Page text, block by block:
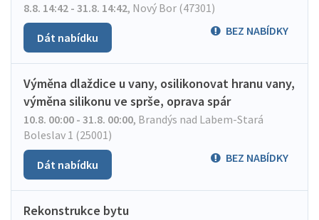
8.8. 14:42 - 31.8. 14:42, Nový Bor (47301)
BEZ NABÍDKY
Dát nabídku
Výměna dlaždice u vany, osilikonovat hranu vany,
výměna silikonu ve sprše, oprava spár
10.8. 00:00 - 31.8. 00:00, Brandýs nad Labem-Stará
Boleslav 1 (25001)
BEZ NABÍDKY
Dát nabídku
Rekonstrukce bytu